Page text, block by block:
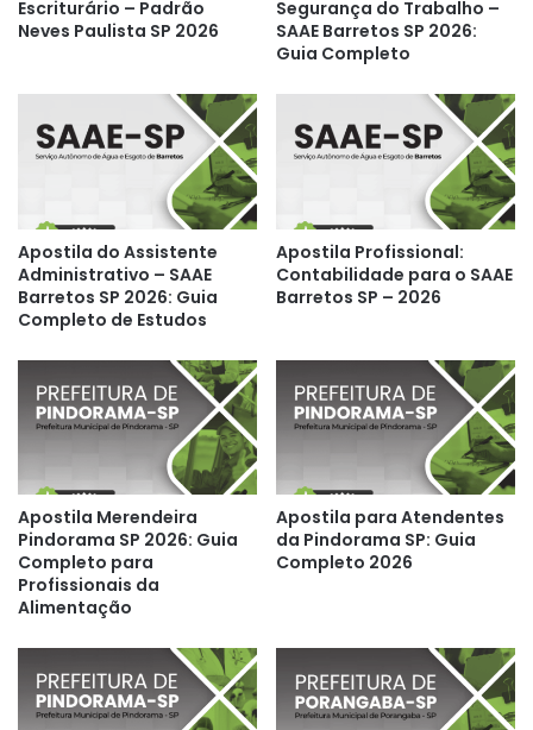
Escriturário – Padrão
Neves Paulista SP 2026
Segurança do Trabalho –
SAAE Barretos SP 2026:
Guia Completo
Apostila do Assistente
Administrativo – SAAE
Barretos SP 2026: Guia
Completo de Estudos
Apostila Profissional:
Contabilidade para o SAAE
Barretos SP – 2026
Apostila Merendeira
Pindorama SP 2026: Guia
Completo para
Profissionais da
Alimentação
Apostila para Atendentes
da Pindorama SP: Guia
Completo 2026